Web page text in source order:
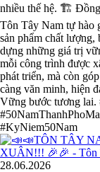
nhiều thế hệ. 🏗️ Đồng
Tôn Tây Nam tự hào
sản phẩm chất
dựng những giá trị
mỗi công trình được
phát triển, mà còn
càng văn minh, hiện
Vững bước tương lai.
#KyNiem50Nam
28.06.2026